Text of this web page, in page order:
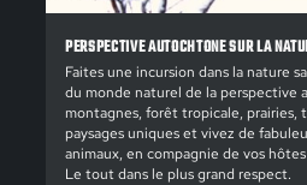
PERSPECTIVE AUTOCHTONE SUR LA
Faites une incursion dans la nature
du monde naturel de la perspective
montagnes, forêt tropicale, prairies,
paysages uniques et vivez de
animaux, en compagnie de vos
Le tout dans le plus grand respect.